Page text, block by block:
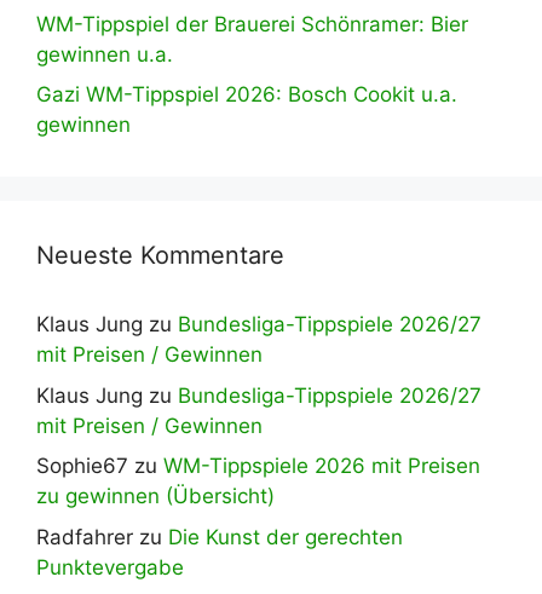
WM-Tippspiel der Brauerei Schönramer: Bier
gewinnen u.a.
Gazi WM-Tippspiel 2026: Bosch Cookit u.a.
gewinnen
Neueste Kommentare
Klaus Jung zu Bundesliga-Tippspiele 2026/27
mit Preisen / Gewinnen
Klaus Jung zu Bundesliga-Tippspiele 2026/27
mit Preisen / Gewinnen
Sophie67 zu WM-Tippspiele 2026 mit Preisen
zu gewinnen (Übersicht)
Radfahrer zu Die Kunst der gerechten
Punktevergabe